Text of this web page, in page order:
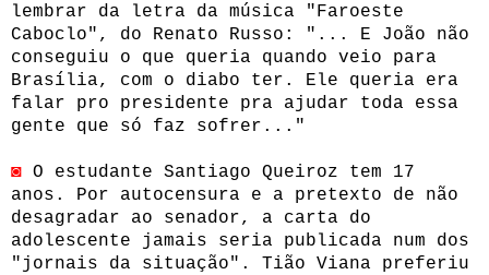
lembrar da letra da música "Faroeste
Caboclo", do Renato Russo:
"... E João não
conseguiu o que queria quando veio para
Brasília, com o diabo ter. Ele queria era
falar pro presidente pra ajudar toda essa
gente que só faz sofrer..."
◙ O estudante Santiago Queiroz tem 17
anos.
Por autocensura e a pretexto de não
desagradar ao senador,
a carta do
adolescente jamais seria publicada num dos
"jornais da situação". Tião Viana preferiu